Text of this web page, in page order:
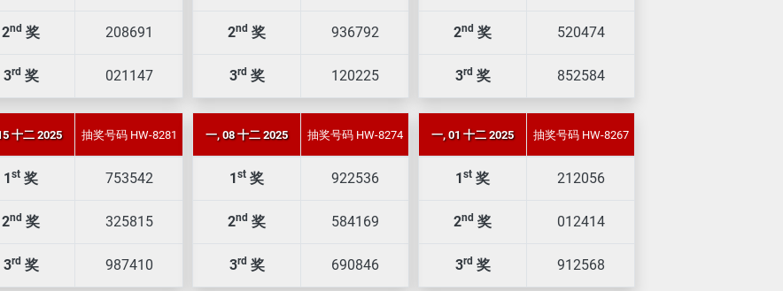
2nd 奖 208691
3rd 奖 021147
2nd 奖 936792
3rd 奖 120225
2nd 奖 520474
3rd 奖 852584
十二 2025 抽奖号码 HW-8281
1 st 奖 753542
2nd 奖 325815
3rd 奖 987410
一, 08 十二 2025 抽奖号码 HW-8274
1 st 奖 922536
2nd 奖 584169
3rd 奖 690846
一, 01 十二 2025 抽奖号码 HW-8267
1 st 奖 212056
2nd 奖 012414
3rd 奖 912568